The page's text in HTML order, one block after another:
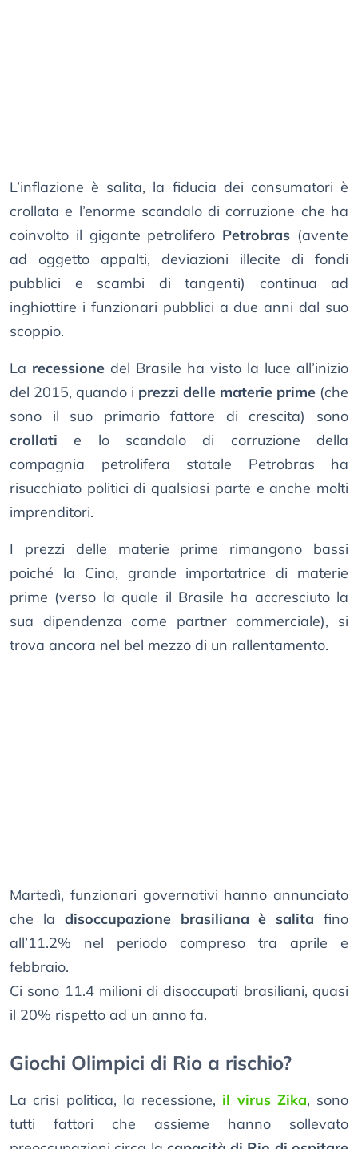
L’inflazione è salita, la fiducia dei consumatori è
crollata e l’enorme scandalo di corruzione che ha
coinvolto il gigante petrolifero Petrobras (avente
ad oggetto appalti, deviazioni illecite di fondi
pubblici e scambi di tangenti) continua ad
inghiottire i funzionari pubblici a due anni dal suo
scoppio.
La recessione del Brasile ha visto la luce all’inizio
del 2015, quando i prezzi delle materie prime (che
sono il suo primario fattore di crescita) sono
crollati e lo scandalo di corruzione della
compagnia petrolifera statale Petrobras ha
risucchiato politici di qualsiasi parte e anche molti
imprenditori.
I prezzi delle materie prime rimangono bassi
poiché la Cina, grande importatrice di materie
prime (verso la quale il Brasile ha accresciuto la
sua dipendenza come partner commerciale), si
trova ancora nel bel mezzo di un rallentamento.
Martedì, funzionari governativi hanno annunciato
che la disoccupazione brasiliana è salita fino
all’11.2% nel periodo compreso tra aprile e
febbraio.
Ci sono 11.4 milioni di disoccupati brasiliani, quasi
il 20% rispetto ad un anno fa.
Giochi Olimpici di Rio a rischio?
La crisi politica, la recessione, il virus Zika, sono
tutti fattori che assieme hanno sollevato